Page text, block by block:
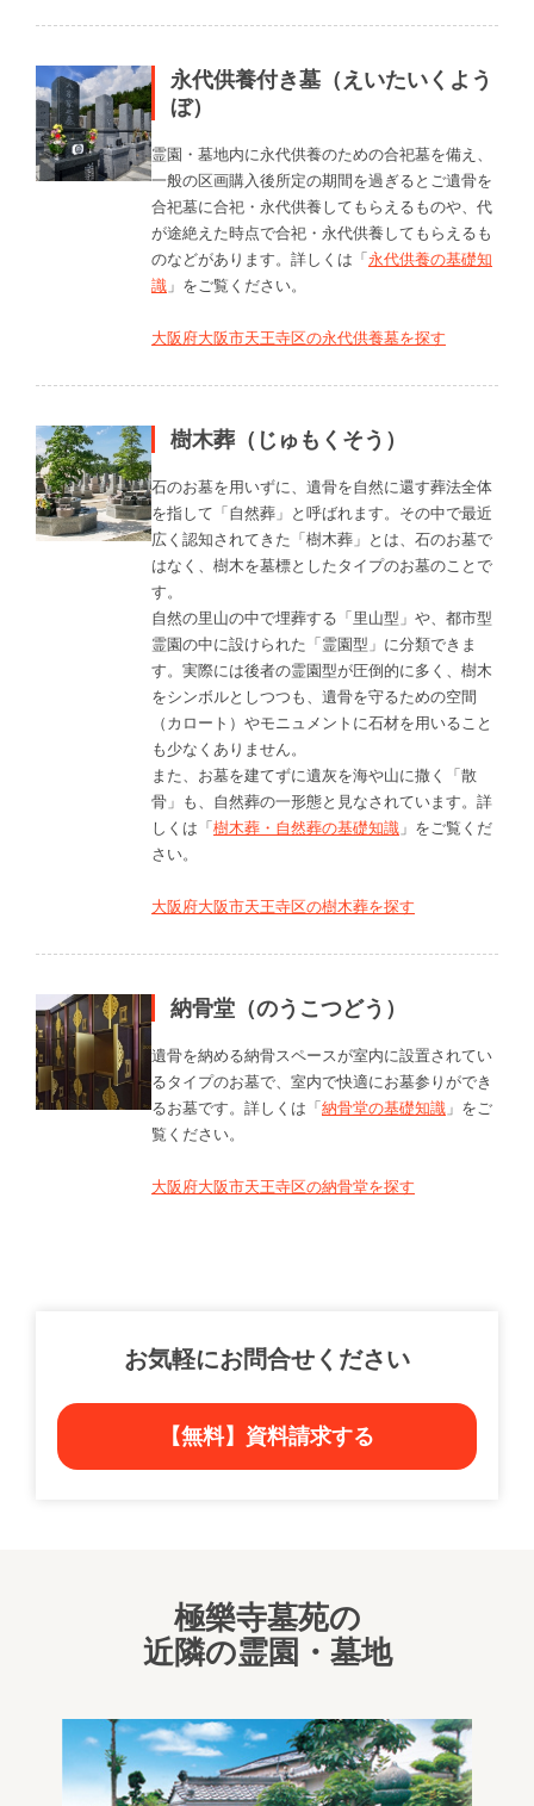
永代供養付き墓（えいたいくよう
ぼ）
霊園・墓地内に永代供養のための合祀墓を備え、
一般の区画購入後所定の期間を過ぎるとご遺骨を
合祀墓に合祀・永代供養してもらえるものや、代
が途絶えた時点で合祀・永代供養してもらえるも
のなどがあります。詳しくは「永代供養の基礎知
識 」をご覧ください。
大阪府大阪市天王寺区の永代供養墓を探す
樹木葬（じゅもくそう）
石のお墓を用いずに、遺骨を自然に還す葬法全体
を指して「自然葬」と呼ばれます。その中で最近
広く認知されてきた「樹木葬」とは、石のお墓で
はなく、樹木を墓標としたタイプのお墓のことで
す。
自然の里山の中で埋葬する「里山型」や、都市型
霊園の中に設けられた「霊園型」に分類できま
す。実際には後者の霊園型が圧倒的に多く、樹木
をシンボルとしつつも、遺骨を守るための空間
（カロート）やモニュメントに石材を用いること
も少なくありません。
また、お墓を建てずに遺灰を海や山に撒く「散
骨」も、自然葬の一形態と見なされています。詳
しくは「樹木葬・自然葬の基礎知識 」をご覧くだ
さい。
大阪府大阪市天王寺区の樹木葬を探す
納骨堂（のうこつどう）
遺骨を納める納骨スペースが室内に設置されてい
るタイプのお墓で、室内で快適にお墓参りができ
るお墓です。詳しくは「納骨堂の基礎知識 」をご
覧ください。
大阪府大阪市天王寺区の納骨堂を探す
お気軽にお問合せください
【無料】資料請求する
極樂寺墓苑の
近隣の霊園・墓地